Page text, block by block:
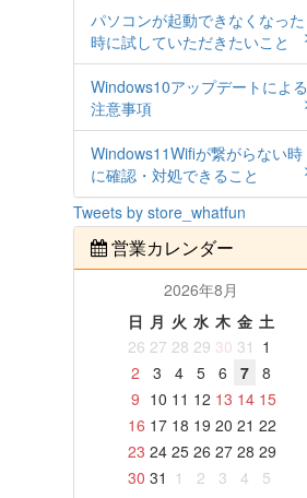
パソコンが起動できなくなった
時に試していただきたいこと
Windows10アップデートによる
注意事項
Windows11Wifiが繋がらない時
に確認・対処できること
Tweets by store_whatfun
営業カレンダー
2026年8月
日 月 火 水 木 金 土
26 27 28 29 30 31 1
2
3 4 5 6 7
8
9 10 11 12 13 14 15
16 17 18 19 20 21 22
23 24 25 26 27 28 29
30 31 1 2 3 4
5